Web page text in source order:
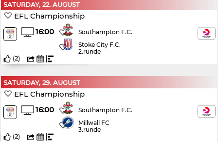
SATURDAY, 22. AUGUST
EFL Championship
16:00
Southampton F.C.
Stoke City F.C.
2.runde
(2)
SATURDAY, 29. AUGUST
EFL Championship
16:00
Southampton F.C.
Millwall FC
3.runde
(2)